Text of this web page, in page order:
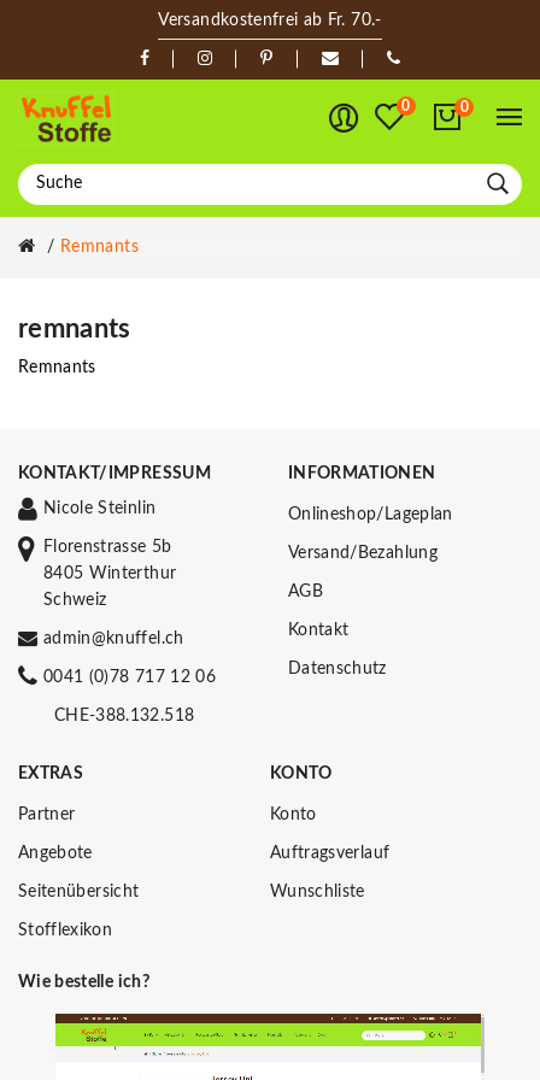
Versandkostenfrei ab Fr. 70.-
0 0
Remnants
remnants
Remnants
KONTAKT/IMPRESSUM
Nicole Steinlin
Florenstrasse 5b
8405 Winterthur
Schweiz
admin@knuffel.ch
0041 (0)78 717 12 06
CHE-388.132.518
INFORMATIONEN
Onlineshop/Lageplan
Versand/Bezahlung
AGB
Kontakt
Datenschutz
EXTRAS
Partner
Angebote
Seitenübersicht
Stofflexikon
KONTO
Konto
Auftragsverlauf
Wunschliste
Wie bestelle ich?